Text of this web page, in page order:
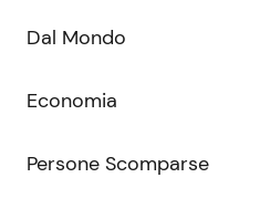
Dal Mondo
Economia
Persone Scomparse